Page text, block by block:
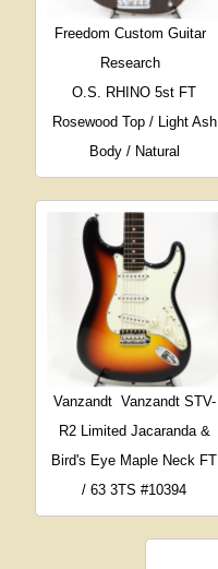
Freedom Custom Guitar
Research
O.S. RHINO 5st FT
Rosewood Top / Light Ash
Body / Natural
Vanzandt Vanzandt STV-
R2 Limited Jacaranda &
Bird's Eye Maple Neck FT
/ 63 3TS #10394